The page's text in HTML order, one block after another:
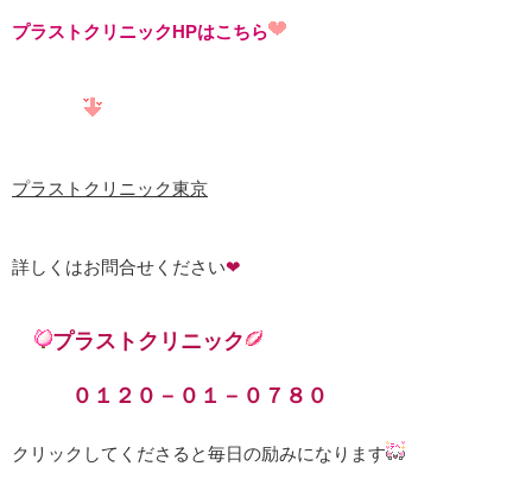
プラストクリニックHPはこちら
プラストクリニック東京
詳しくはお問合せください❤
プラストクリニック
０１２０－０１－０７８０
クリックしてくださると毎日の励みになります